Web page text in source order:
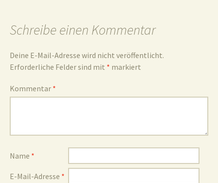
Schreibe einen Kommentar
Deine E-Mail-Adresse wird nicht veröffentlicht.
Erforderliche Felder sind mit * markiert
Kommentar *
Name *
E-Mail-Adresse *